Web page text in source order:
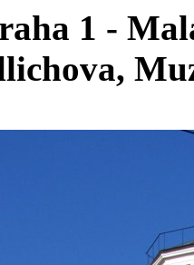
1 -